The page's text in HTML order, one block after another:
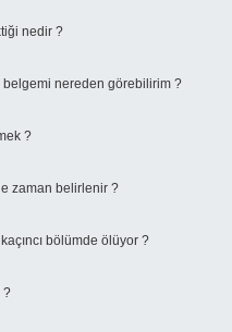
nedir ?
belgemi nereden görebilirim ?
?
zaman belirlenir ?
bölümde ölüyor ?
?